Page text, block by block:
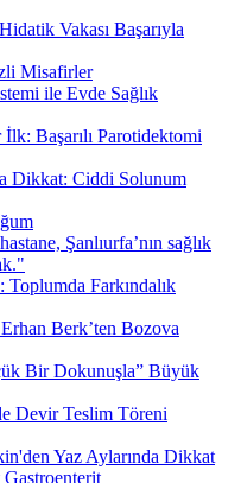
Vakası Başarıyla
Misafirler
ile Evde Sağlık
Başarılı Parotidektomi
Dikkat: Ciddi Solunum
Şanlıurfa’nın sağlık
Farkındalık
Berk’ten Bozova
Bir Dokunuşla” Büyük
Devir Teslim Töreni
Yaz Aylarında Dikkat